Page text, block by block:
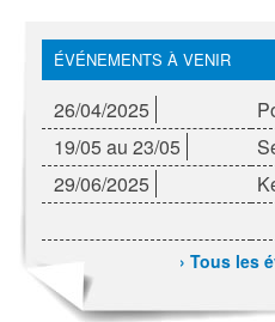
ÉVÉNEMENTS À VENIR
26/04/2025
19/05 au 23/05
29/06/2025
› Tous les